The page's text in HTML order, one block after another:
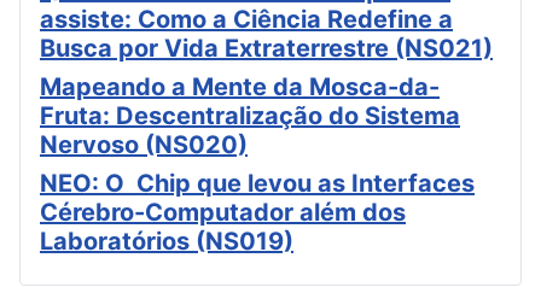
assiste: Como a Ciência Redefine a
Busca por Vida Extraterrestre (NS021)
Mapeando a Mente da Mosca-da-
Fruta: Descentralização do Sistema
Nervoso (NS020)
NEO: O Chip que levou as Interfaces
Cérebro-Computador além dos
Laboratórios (NS019)